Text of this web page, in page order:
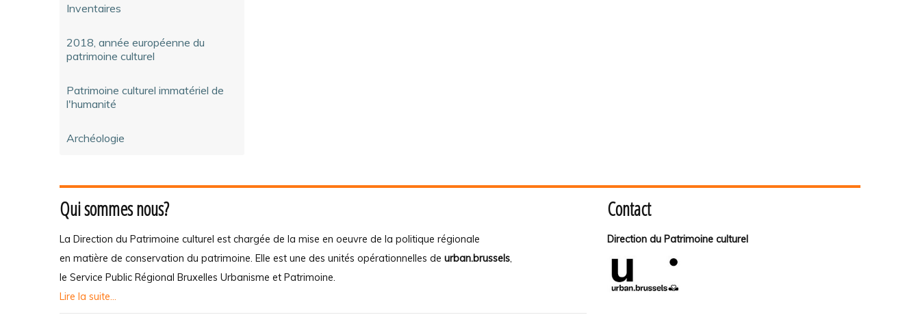
Inventaires
2018, année européenne du
patrimoine culturel
Patrimoine culturel immatériel de
l'humanité
Archéologie
Qui sommes nous?
La Direction du Patrimoine culturel est chargée de la mise en oeuvre de la politique régionale
en matière de conservation du patrimoine. Elle est une des unités opérationnelles de urban.brussels,
le Service Public Régional Bruxelles Urbanisme et Patrimoine.
Lire la suite...
Contact
Direction du Patrimoine culturel